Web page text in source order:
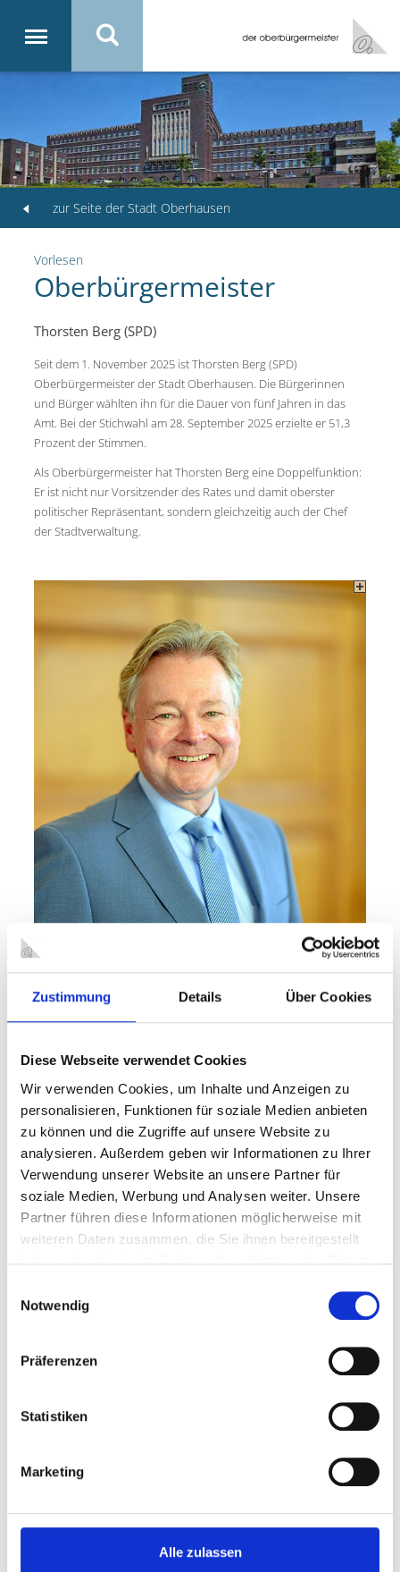
Zustimmung Details Über Cookies
Diese Webseite verwendet Cookies
Wir verwenden Cookies, um Inhalte und Anzeigen zu
personalisieren, Funktionen für soziale Medien anbieten
zu können und die Zugriffe auf unsere Website zu
analysieren. Außerdem geben wir Informationen zu Ihrer
Verwendung unserer Website an unsere Partner für
soziale Medien, Werbung und Analysen weiter. Unsere
Partner führen diese Informationen möglicherweise mit
weiteren Daten zusammen, die Sie ihnen bereitgestellt
Notwendig
Präferenzen
Statistiken
Marketing
Alle zulassen
zur Seite der Stadt Oberhausen
Vorlesen
Oberbürgermeister
Thorsten Berg (SPD)
Seit dem 1. November 2025 ist Thorsten Berg (SPD)
Oberbürgermeister der Stadt Oberhausen. Die Bürgerinnen
und Bürger wählten ihn für die Dauer von fünf Jahren in das
Amt. Bei der Stichwahl am 28. September 2025 erzielte er 51,3
Prozent der Stimmen.
Als Oberbürgermeister hat Thorsten Berg eine Doppelfunktion:
Er ist nicht nur Vorsitzender des Rates und damit oberster
politischer Repräsentant, sondern gleichzeitig auch der Chef
der Stadtverwaltung.
Rathaus Oberhausen
Schwartzstraße 72
46045 Oberhausen
Tel.: 0208 825-2238
Fax: 0208 825-5000
E-Mail:thorsten.berg@oberhausen.de
Geboren: 4.7.1969
Kindern
1988: Abitur am Novalis-Gymnasium der Stadt Oberhausen
1988 bis 1991: Ausbildung zum Bankkaufmann bei der
Stadtsparkasse Oberhausen
Stadtsparkasse Oberhausen tätig